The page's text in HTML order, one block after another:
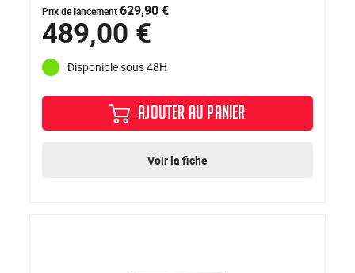
Prix de lancement629,90 €
489,00 €
Disponible sous 48H
AJOUTER AU PANIER
Voir la fiche